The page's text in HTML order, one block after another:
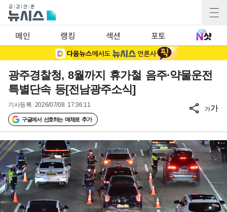
메인 랭킹 섹션 포토
광주경찰청, 8월까지 휴가철 음주·약물운전
특별단속 등[전남광주소식]
기사등록 2026/07/08 17:36:11
구글에서 선호하는 매체로 추가
가가